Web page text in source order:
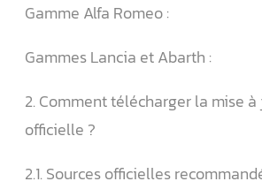
Gamme Alfa Romeo :
Gammes Lancia et Abarth :
2. Comment télécharger la mise
officielle ?
2.1. Sources officielles